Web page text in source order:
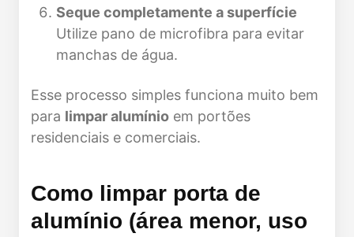
Seque completamente a superfície
Utilize pano de microfibra para evitar
manchas de água.
Esse processo simples funciona muito bem
para limpar alumínio em portões
residenciais e comerciais.
Como limpar porta de
alumínio (área menor, uso